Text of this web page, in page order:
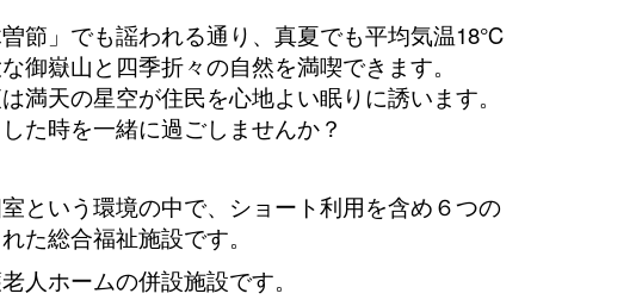
節」でも謡われる通り、真夏でも平均気温18℃
御嶽山と四季折々の自然を満喫できます。
満天の星空が住民を心地よい眠りに誘います。
た時を一緒に過ごしませんか？
という環境の中で、ショート利用を含め６つの
た総合福祉施設です。
人ホームの併設施設です。